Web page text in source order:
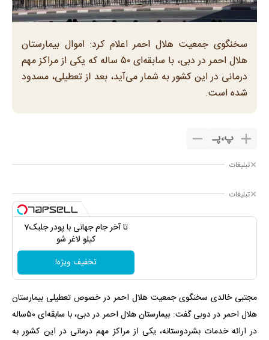
سخنگوی جمعیت هلال احمر اعلام کرد: اموال بیمارستان
هلال احمر در دبی، با سابقه‌ای ۵۰ ساله که یکی از مراکز مهم
درمانی در این کشور به شمار می‌آید، بعد از تعطیلی، مسدود
شده است.
پ،پـ
تبلیغات
تبلیغات
تا آخر جام جهانی با پودر جلبک7
کیلو لاغر شو
تخفیف ویژه!
مجتبی خالدی سخنگوی جمعیت هلال احمر در خصوص تعطیلی بیمارستان
هلال احمر در دوبی گفت: بیمارستان هلال احمر در دبی، با سابقه‌ای ۵۰ساله
در ارائه خدمات بشردوستانه، یکی از مراکز مهم درمانی در این کشور به